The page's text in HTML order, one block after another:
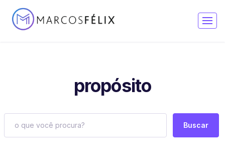
propósito
Buscar